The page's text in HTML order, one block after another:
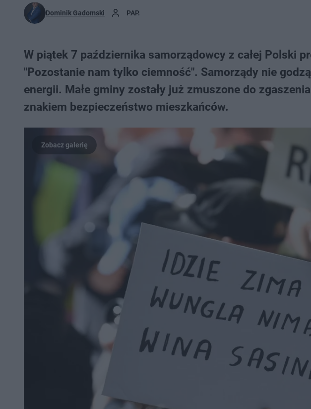
Dominik Gadomski PAP.
W piątek 7 października samorządowcy z całej Polski
"Pozostanie nam tylko ciemność". Samorządy nie
energii. Małe gminy zostały już zmuszone do
znakiem bezpieczeństwo mieszkańców.